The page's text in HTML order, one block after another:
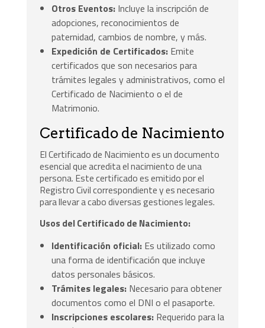
Otros Eventos: Incluye la inscripción de
adopciones, reconocimientos de
paternidad, cambios de nombre, y más.
Expedición de Certificados: Emite
certificados que son necesarios para
trámites legales y administrativos, como el
Certificado de Nacimiento o el de
Matrimonio.
Certificado de Nacimiento
El Certificado de Nacimiento es un documento
esencial que acredita el nacimiento de una
persona. Este certificado es emitido por el
Registro Civil correspondiente y es necesario
para llevar a cabo diversas gestiones legales.
Usos del Certificado de Nacimiento:
Identificación oficial: Es utilizado como
una forma de identificación que incluye
datos personales básicos.
Trámites legales: Necesario para obtener
documentos como el DNI o el pasaporte.
Inscripciones escolares: Requerido para la